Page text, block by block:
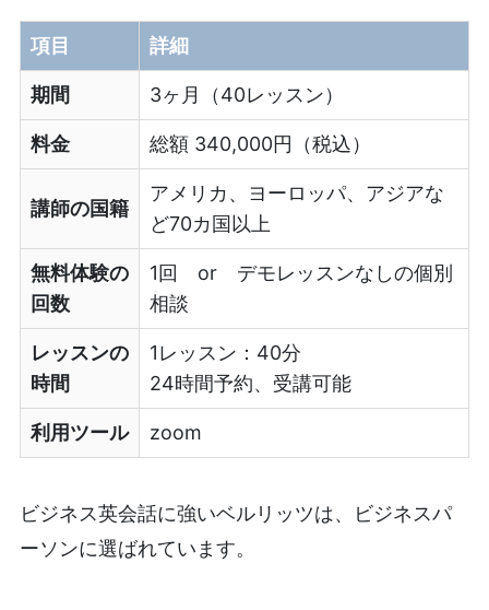
項目 詳細
期間 3ヶ月（40レッスン）
料金 総額 340,000円（税込）
講師の国籍
アメリカ、ヨーロッパ、アジアな
ど70カ国以上
無料体験の
回数
1回 or デモレッスンなしの個別
相談
レッスンの
時間
1レッスン：40分
24時間予約、受講可能
利用ツール zoom
ビジネス英会話に強いベルリッツは、ビジネスパ
ーソンに選ばれています。